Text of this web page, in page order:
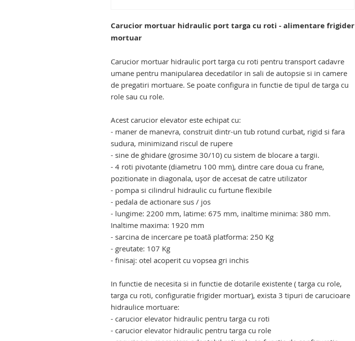
Carucior mortuar hidraulic port targa cu roti - alimentare frigider
mortuar
Carucior mortuar hidraulic port targa cu roti pentru transport cadavre
umane pentru manipularea decedatilor in sali de autopsie si in camere
de pregatiri mortuare. Se poate configura in functie de tipul de targa cu
role sau cu role.
Acest carucior elevator este echipat cu:
- maner de manevra, construit dintr-un tub rotund curbat, rigid si fara
sudura, minimizand riscul de rupere
- sine de ghidare (grosime 30/10) cu sistem de blocare a targii.
- 4 roti pivotante (diametru 100 mm), dintre care doua cu frane,
pozitionate in diagonala, ușor de accesat de catre utilizator
- pompa si cilindrul hidraulic cu furtune flexibile
- pedala de actionare sus / jos
- lungime: 2200 mm, latime: 675 mm, inaltime minima: 380 mm.
Inaltime maxima: 1920 mm
- sarcina de incercare pe toată platforma: 250 Kg
- greutate: 107 Kg
- finisaj: otel acoperit cu vopsea gri inchis
In functie de necesita si in functie de dotarile existente ( targa cu role,
targa cu roti, configuratie frigider mortuar), exista 3 tipuri de carucioare
hidraulice mortuare:
- carucior elevator hidraulic pentru targa cu roti
- carucior elevator hidraulic pentru targa cu role